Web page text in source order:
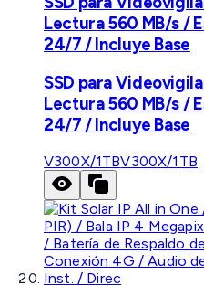
Lectura 560 MB/s /
24/7 / Incluye Base
SSD para
Lectura 560 MB/s /
24/7 / Incluye Base
V300X/1TBV300X/1TB